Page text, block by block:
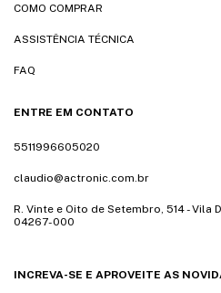
COMO COMPRAR
ASSISTÊNCIA TÉCNICA
FAQ
ENTRE EM CONTATO
5511996605020
claudio@actronic.com.br
R. Vinte e Oito de Setembro, 514 - Vila
04267-000
INCREVA-SE E APROVEITE AS